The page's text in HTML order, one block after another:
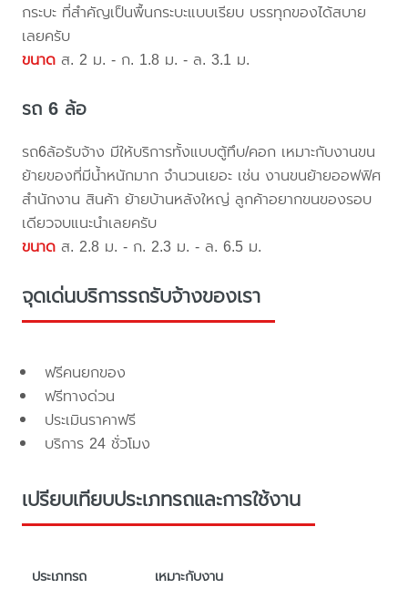
กระบะ ที่สำคัญเป็นพื้นกระบะแบบเรียบ บรรทุกของได้สบาย
เลยครับ
ขนาด ส. 2 ม. - ก. 1.8 ม. - ล. 3.1 ม.
รถ 6 ล้อ
รถ6ล้อรับจ้าง มีให้บริการทั้งแบบตู้ทึบ/คอก เหมาะกับงานขน
ย้ายของที่มีน้ำหนักมาก จำนวนเยอะ เช่น งานขนย้ายออฟฟิศ
สำนักงาน สินค้า ย้ายบ้านหลังใหญ่ ลูกค้าอยากขนของรอบ
เดียวจบแนะนำเลยครับ
ขนาด ส. 2.8 ม. - ก. 2.3 ม. - ล. 6.5 ม.
จุดเด่นบริการรถรับจ้างของเรา
ฟรีคนยกของ
ฟรีทางด่วน
ประเมินราคาฟรี
บริการ 24 ชั่วโมง
เปรียบเทียบประเภทรถและการใช้งาน
ประเภทรถ เหมาะกับงาน